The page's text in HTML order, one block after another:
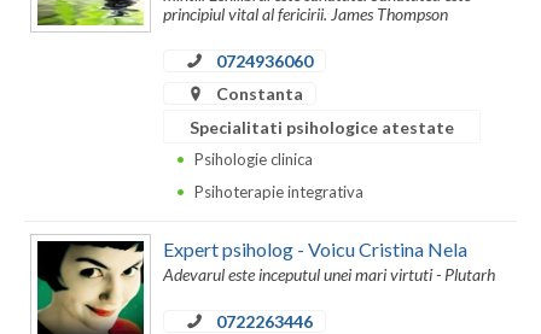
Sibiu
Valcea
Vaslui
principiul vital al fericirii. James Thompson
0724936060
Constanta
Specialitati psihologice atestate
Psihologie clinica
Psihoterapie integrativa
Expert psiholog - Voicu Cristina Nela
Adevarul este inceputul unei mari virtuti - Plutarh
0722263446